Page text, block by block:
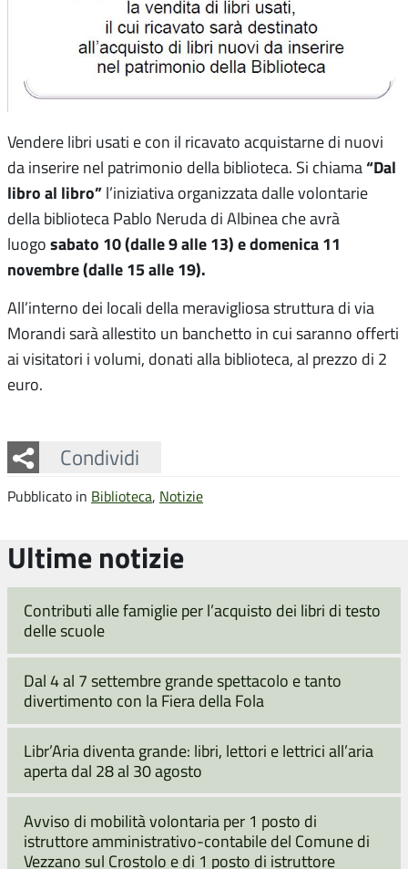
Vendere libri usati e con il ricavato acquistarne di nuovi
da inserire nel patrimonio della biblioteca. Si chiama “Dal
libro al libro” l’iniziativa organizzata dalle volontarie
della biblioteca Pablo Neruda di Albinea che avrà
luogo sabato 10 (dalle 9 alle 13) e domenica 11
novembre (dalle 15 alle 19).
All’interno dei locali della meravigliosa struttura di via
Morandi sarà allestito un banchetto in cui saranno offerti
ai visitatori i volumi, donati alla biblioteca, al prezzo di 2
euro.
Condividi
Facebook
Twitter
Whatsapp
Pubblicato in Biblioteca, Notizie
Ultime notizie
Contributi alle famiglie per l’acquisto dei libri di testo
delle scuole
Dal 4 al 7 settembre grande spettacolo e tanto
divertimento con la Fiera della Fola
Libr’Aria diventa grande: libri, lettori e lettrici all’aria
aperta dal 28 al 30 agosto
Avviso di mobilità volontaria per 1 posto di
istruttore amministrativo-contabile del Comune di
Vezzano sul Crostolo e di 1 posto di istruttore